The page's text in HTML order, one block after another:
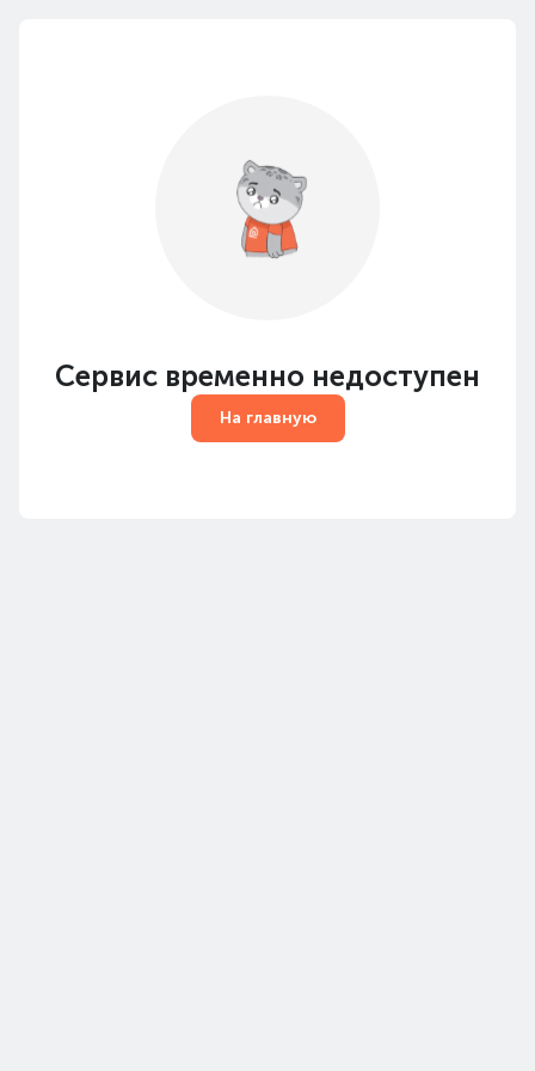
Сервис временно недоступен
На главную